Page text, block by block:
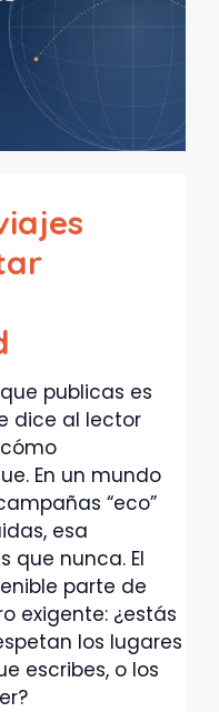
publicas es
dice al lector
En un mundo
“eco”
esa
que nunca. El
parte de
exigente: ¿estás
los lugares
escribes, o los